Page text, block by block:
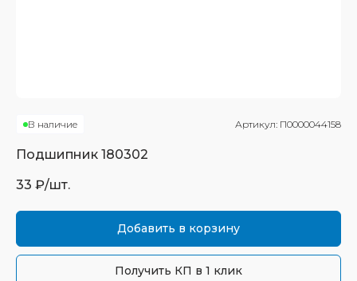
В наличие Артикул: П0000044158
Подшипник 180302
33 ₽/шт.
Добавить в корзину
Получить КП в 1 клик